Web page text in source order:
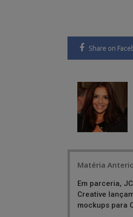
Share on
Matéria
Em parceria,
Creative
mockups para